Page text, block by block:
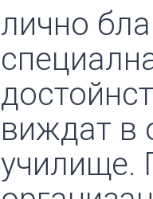
лично
виждат в
училище.